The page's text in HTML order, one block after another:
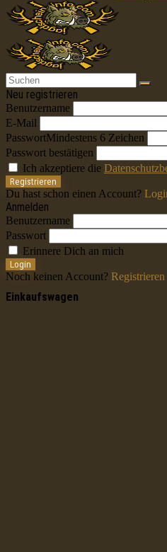
Neu registrieren
Benutzername
E-Mail
PasswortMindestens 6 Zeichen
Passwort bestätigen
Ich akzeptiere die
Registrieren
Du hast schon einen Account?
Anmelden
Benutzername
Passwort
Erinnere Dich an mich
Login
Noch keinen Account? Registrieren
Einkaufswagen